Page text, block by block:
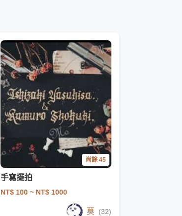
尚餘 45
手寫擺拍
NT$ 100 ~ NT$ 1000
莫 (32)